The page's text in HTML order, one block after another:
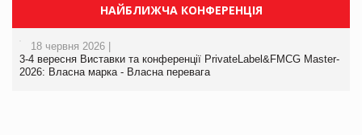
НАЙБЛИЖЧА КОНФЕРЕНЦІЯ
18 червня 2026 |
3-4 вересня Виставки та конференції PrivateLabel&FMCG Master-
2026: Власна марка - Власна перевага